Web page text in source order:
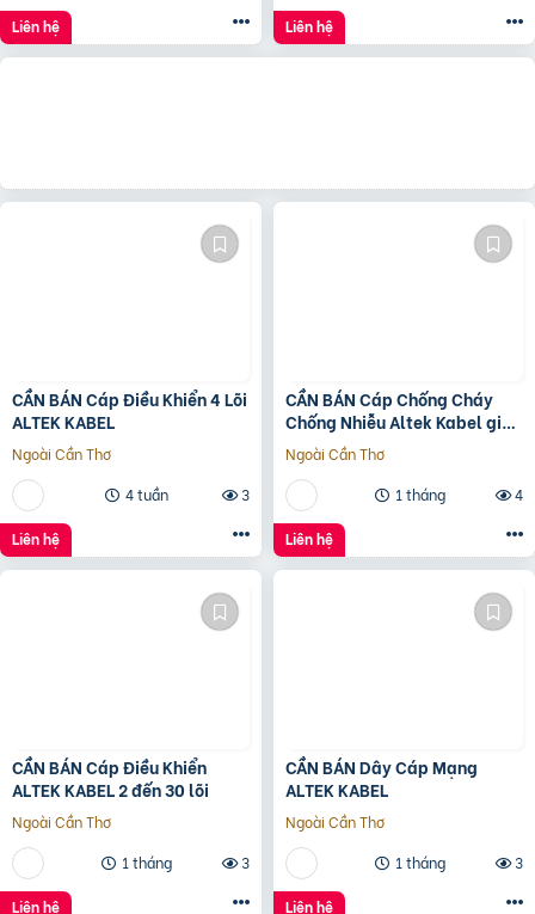
Liên hệ Liên hệ
CẦN BÁN Cáp Điều Khiển 4 Lõi
ALTEK KABEL
Ngoài Cần Thơ
4 tuần
3
Liên hệ
CẦN BÁN Cáp Chống Cháy
Chống Nhiễu Altek Kabel giá
tốt
Ngoài Cần Thơ
1 tháng
4
Liên hệ
CẦN BÁN Cáp Điều Khiển
ALTEK KABEL 2 đến 30 lõi
Ngoài Cần Thơ
1 tháng
3
Liên hệ
CẦN BÁN Dây Cáp Mạng
ALTEK KABEL
Ngoài Cần Thơ
1 tháng
3
Liên hệ